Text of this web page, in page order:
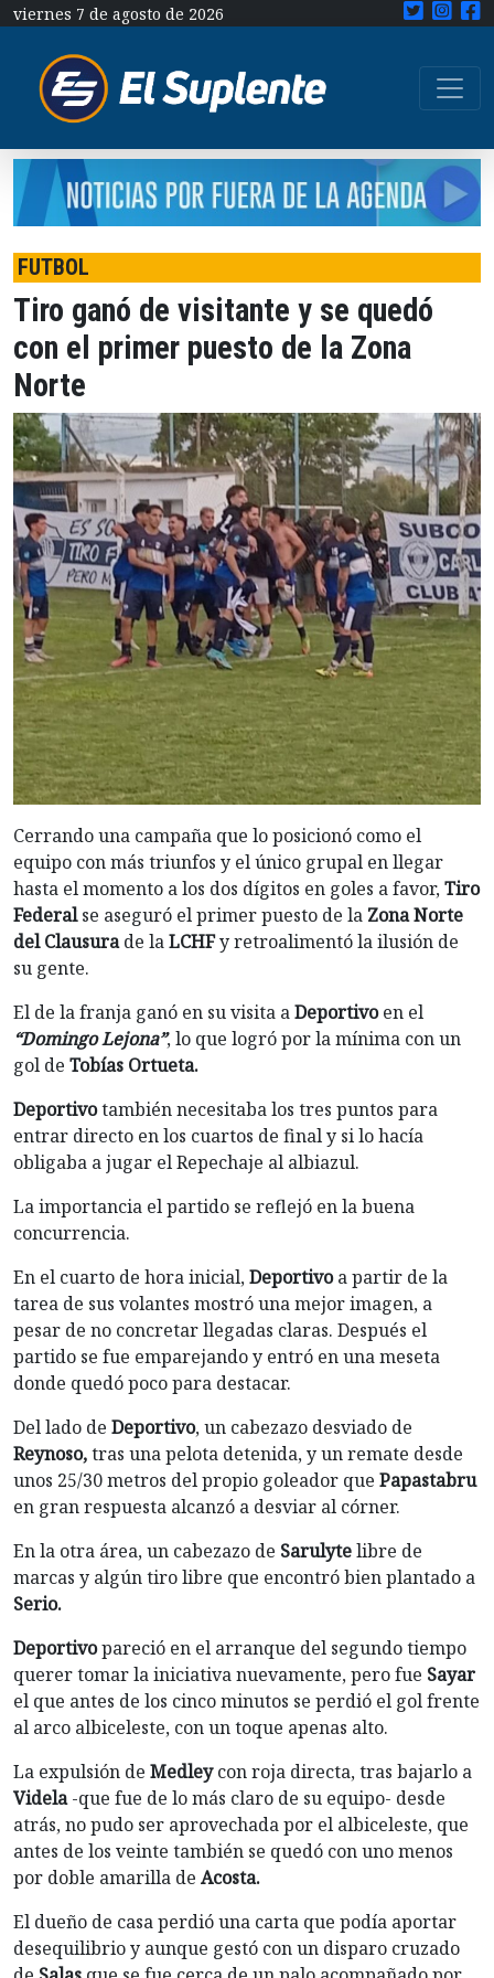
viernes 7 de agosto de 2026
FUTBOL
Tiro ganó de visitante y se quedó
con el primer puesto de la Zona
Norte
Cerrando una campaña que lo posicionó como el
equipo con más triunfos y el único grupal en llegar
hasta el momento a los dos dígitos en goles a favor,Tiro
Federalse aseguró el primer puesto de la Zona Norte
del Clausurade laLCHFy retroalimentó la ilusión de
su gente.
El de la franja ganó en su visita aDeportivoen el
“Domingo Lejona”, lo que logró por la mínima con un
gol de Tobías Ortueta.
Deportivotambién necesitaba los tres puntos para
entrar directo en los cuartos de final y si lo hacía
obligaba a jugar el Repechaje al albiazul.
La importancia el partido se reflejó en la buena
concurrencia.
En el cuarto de hora inicial,Deportivoa partir de la
tarea de sus volantes mostró una mejor imagen, a
pesar de no concretar llegadas claras. Después el
partido se fue emparejando y entró en una meseta
donde quedó poco para destacar.
Del lado de Deportivo, un cabezazo desviado de
Reynoso,tras una pelota detenida, y un remate desde
unos 25/30 metros del propio goleador que Papastabru
en gran respuesta alcanzó a desviar al córner.
En la otra área, un cabezazo de Sarulytelibre de
marcas y algún tiro libre que encontró bien plantado a
Serio.
Deportivopareció en el arranque del segundo tiempo
querer tomar la iniciativa nuevamente, pero fue Sayar
el que antes de los cinco minutos se perdió el gol frente
al arco albiceleste, con un toque apenas alto.
La expulsión de Medleycon roja directa, tras bajarlo a
Videla-que fue de lo más claro de su equipo- desde
atrás, no pudo ser aprovechada por el albiceleste, que
antes de los veinte también se quedó con uno menos
por doble amarilla de Acosta.
El dueño de casa perdió una carta que podía aportar
desequilibrio y aunque gestó con un disparo cruzado